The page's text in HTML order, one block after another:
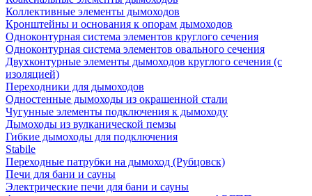
Коллективные элементы дымоходов
Кронштейны и основания к опорам дымоходов
Одноконтурная система элементов круглого сечения
Одноконтурная система элементов овального сечения
Двухконтурные элементы дымоходов круглого сечения (с
изоляцией)
Переходники для дымоходов
Одностенные дымоходы из окрашенной стали
Чугунные элементы подключения к дымоходу
Дымоходы из вулканической пемзы
Гибкие дымоходы для подключения
Stabile
Переходные патрубки на дымоход (Рубцовск)
Печи для бани и сауны
Электрические печи для бани и сауны